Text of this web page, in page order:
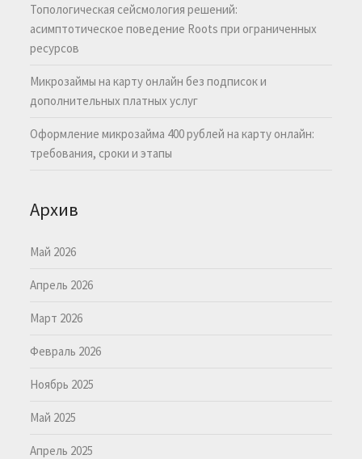
Топологическая сейсмология решений:
асимптотическое поведение Roots при ограниченных
ресурсов
Микрозаймы на карту онлайн без подписок и
дополнительных платных услуг
Оформление микрозайма 400 рублей на карту онлайн:
требования, сроки и этапы
Архив
Май 2026
Апрель 2026
Март 2026
Февраль 2026
Ноябрь 2025
Май 2025
Апрель 2025